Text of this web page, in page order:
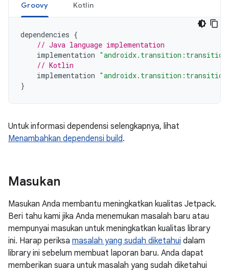
Groovy Kotlin
dependencies {
// Java language implementation
implementation
// Kotlin
implementation
}
Untuk informasi dependensi selengkapnya, lihat
Menambahkan dependensi build.
Masukan
Masukan Anda membantu meningkatkan kualitas Jetpack.
Beri tahu kami jika Anda menemukan masalah baru atau
mempunyai masukan untuk meningkatkan kualitas library
ini. Harap periksa masalah yang sudah diketahui dalam
library ini sebelum membuat laporan baru. Anda dapat
memberikan suara untuk masalah yang sudah diketahui